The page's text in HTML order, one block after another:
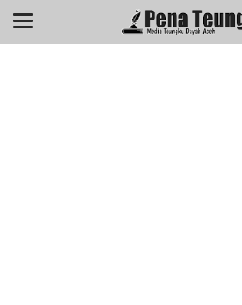
menuj